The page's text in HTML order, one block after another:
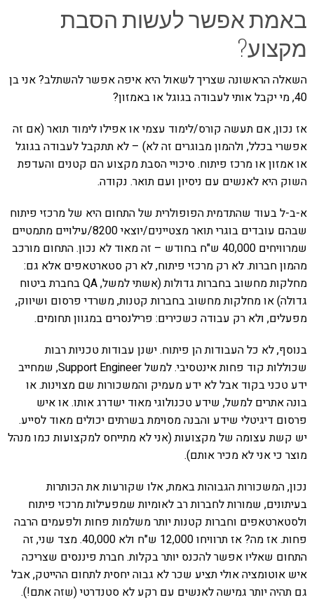
באמת אפשר לעשות הסבת
מקצוע?
השאלה הראשונה שצריך לשאול היא איפה אפשר להשתלב? אני בן
40, מי יקבל אותי לעבודה בגוגל או באמזון?
אז נכון, אם תעשה קורס/לימוד עצמי או אפילו לימוד תואר (אם זה
אפשרי בכלל, ולהמון מבוגרים זה לא) – לא תתקבל לעבודה בגוגל
או אמזון או מרכז פיתוח. סיכויי הסבת מקצוע הם קטנים והעדפת
השוק היא לאנשים עם ניסיון ועם תואר. נקודה.
א-ב-ל בעוד שהתדמית הפופולרית של התחום היא של מרכזי פיתוח
שבהם עובדים בוגרי תואר מצטיינים/יוצאי 8200/עילויים מתמטיים
שמרוויחים 40,000 ש"ח בחודש – זה מאוד לא נכון. התחום מורכב
מהמון חברות. לא רק מרכזי פיתוח, לא רק סטארטאפים אלא גם:
מחלקות מחשוב בחברות גדולות (אשתי למשל, QA בחברת ביטוח
גדולה) או מחלקות מחשוב בחברות קטנות, משרדי פרסום ושיווק,
מפעלים, ולא רק עבודה כשכירים: פרילנסרים במגוון תחומים.
בנוסף, לא כל העבודות הן פיתוח. ישנן עבודות טכניות רבות
שכוללות קוד פחות אינטסיבי. למשל Support Engineer, שמחייב
ידע טכני בקוד אבל לא ידע מעמיק והמשכורות שם מצוינות. או
בונה אתרים למשל, שידע טכנולוגי מאוד ישדרג אותו. או איש
פרסום דיגיטלי שידע והבנה מסוימת בשרתים יכולים מאוד לסייע.
יש קשת עצומה של מקצועות (אני לא מתייחס למקצועות כמו מנהל
מוצר כי אני לא מכיר אותם).
נכון, המשכורות הגבוהות באמת, אלו שקורעות את הכותרות
בעיתונים, שמורות לחברות רב לאומיות שמפעילות מרכזי פיתוח
ולסטארטאפים וחברות קטנות יותר משלמות פחות ולפעמים הרבה
פחות. אז מה? אז תרוויחו 12,000 ש"ח ולא 40,000. מצד שני, זה
התחום שאליו אפשר להכנס יותר בקלות. חברת פיננסים שצריכה
איש אוטומציה אולי תציע שכר לא גבוה יחסית לתחום ההייטק, אבל
גם תהיה יותר גמישה לאנשים עם רקע לא סטנדרטי (שזה אתם!).